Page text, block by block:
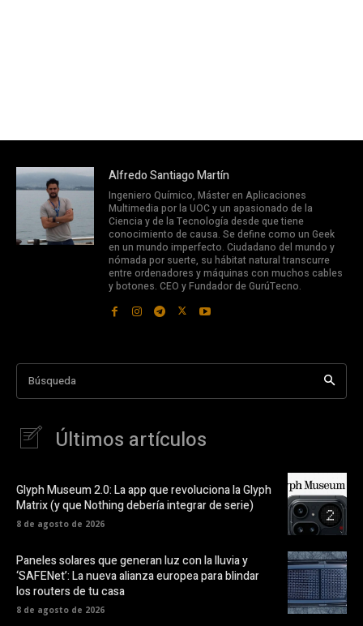
Alfredo Santiago Martín
Ingeniero Químico, Máster en Aplicaciones
Multimedia por la UOC y un apasionado de la
Ciencia y de la Tecnología desde que tiene
conocimiento de causa. Se define como un Geek
en un mundo imperfecto. Ciudadano del mundo y
nómada por suerte, su hábitat natural transcurre
entre ordenadores y máquinas con muchos cables
y botones. CEO y Fundador de GurúTecno.
Búsqueda
Últimos artículos
Glyph Museum 2.0: La app que revoluciona la Glyph
Matrix (y que Nothing debería integrar de serie)
8 de agosto de 2026
Paneles solares que generan luz con la lluvia y
‘SAFENet’: La nueva alianza europea para blindar
los routers de tu casa
8 de agosto de 2026